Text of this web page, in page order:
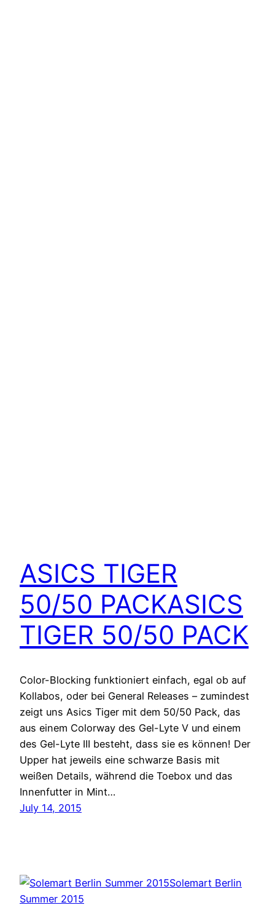
ASICS TIGER
50/50 PACKASICS
TIGER 50/50 PACK
Color-Blocking funktioniert einfach, egal ob auf
Kollabos, oder bei General Releases – zumindest
zeigt uns Asics Tiger mit dem 50/50 Pack, das
aus einem Colorway des Gel-Lyte V und einem
des Gel-Lyte III besteht, dass sie es können! Der
Upper hat jeweils eine schwarze Basis mit
weißen Details, während die Toebox und das
Innenfutter in Mint…
July 14, 2015